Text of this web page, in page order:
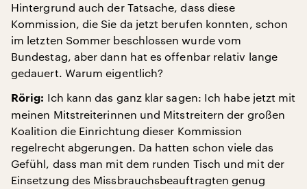
Hintergrund auch der Tatsache, dass diese
Kommission, die Sie da jetzt berufen konnten, schon
im letzten Sommer beschlossen wurde vom
Bundestag, aber dann hat es offenbar relativ lange
gedauert. Warum eigentlich?
Rörig: Ich kann das ganz klar sagen: Ich habe jetzt mit
meinen Mitstreiterinnen und Mitstreitern der großen
Koalition die Einrichtung dieser Kommission
regelrecht abgerungen. Da hatten schon viele das
Gefühl, dass man mit dem runden Tisch und mit der
Einsetzung des Missbrauchsbeauftragten genug